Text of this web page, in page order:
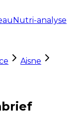
Nutri-analyse
Aisne